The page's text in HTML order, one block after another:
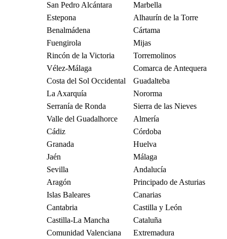
San Pedro Alcántara
Marbella
Estepona
Alhaurín de la Torre
Benalmádena
Cártama
Fuengirola
Mijas
Rincón de la Victoria
Torremolinos
Vélez-Málaga
Comarca de Antequera
Costa del Sol Occidental
Guadalteba
La Axarquía
Nororma
Serranía de Ronda
Sierra de las Nieves
Valle del Guadalhorce
Almería
Cádiz
Córdoba
Granada
Huelva
Jaén
Málaga
Sevilla
Andalucía
Aragón
Principado de Asturias
Islas Baleares
Canarias
Cantabria
Castilla y León
Castilla-La Mancha
Cataluña
Comunidad Valenciana
Extremadura